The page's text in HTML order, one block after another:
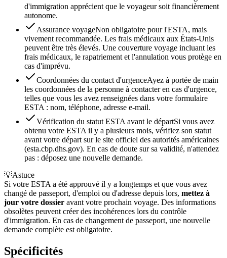
d'immigration apprécient que le voyageur soit financièrement
autonome.
Assurance voyageNon obligatoire pour l'ESTA, mais
vivement recommandée. Les frais médicaux aux États-Unis
peuvent être très élevés. Une couverture voyage incluant les
frais médicaux, le rapatriement et l'annulation vous protège en
cas d'imprévu.
Coordonnées du contact d'urgenceAyez à portée de main
les coordonnées de la personne à contacter en cas d'urgence,
telles que vous les avez renseignées dans votre formulaire
ESTA : nom, téléphone, adresse e-mail.
Vérification du statut ESTA avant le départSi vous avez
obtenu votre ESTA il y a plusieurs mois, vérifiez son statut
avant votre départ sur le site officiel des autorités américaines
(esta.cbp.dhs.gov). En cas de doute sur sa validité, n'attendez
pas : déposez une nouvelle demande.
💡Astuce
Si votre ESTA a été approuvé il y a longtemps et que vous avez
changé de passeport, d'emploi ou d'adresse depuis lors, mettez à
jour votre dossier avant votre prochain voyage. Des informations
obsolètes peuvent créer des incohérences lors du contrôle
d'immigration. En cas de changement de passeport, une nouvelle
demande complète est obligatoire.
Spécificités